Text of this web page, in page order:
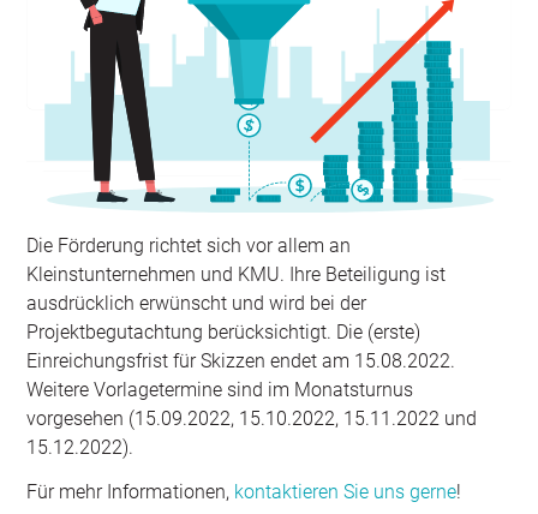
Die Förderung richtet sich vor allem an
Kleinstunternehmen und KMU. Ihre Beteiligung ist
ausdrücklich erwünscht und wird bei der
Projektbegutachtung berücksichtigt. Die (erste)
Einreichungsfrist für Skizzen endet am 15.08.2022.
Weitere Vorlagetermine sind im Monatsturnus
vorgesehen (15.09.2022, 15.10.2022, 15.11.2022 und
15.12.2022).
Für mehr Informationen, kontaktieren Sie uns gerne!